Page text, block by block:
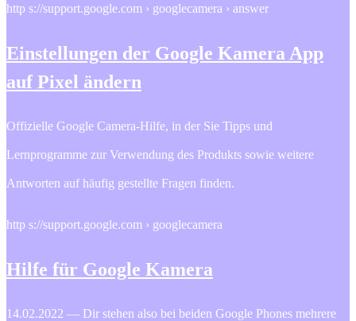
http s://support.google.com › googlecamera › answer
Einstellungen der Google Kamera App
auf Pixel ändern
Offizielle Google Camera-Hilfe, in der Sie Tipps und
Lernprogramme zur Verwendung des Produkts sowie weitere
Antworten auf häufig gestellte Fragen finden.
http s://support.google.com › googlecamera
Hilfe für Google Kamera
14.02.2022 — Dir stehen also bei beiden Google Phones mehrere